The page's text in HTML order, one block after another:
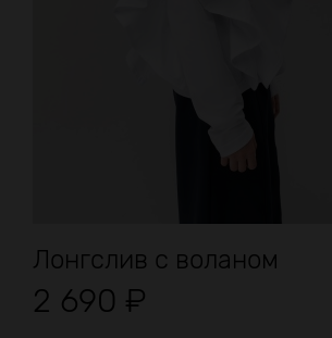
Лонгслив с воланом
2 690 ₽